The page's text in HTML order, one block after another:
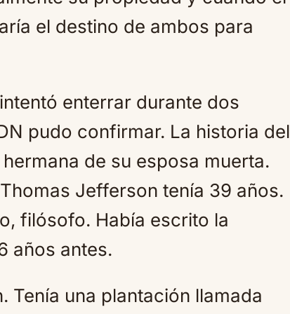
el destino de ambos para
enterrar durante dos
pudo confirmar. La historia del
de su esposa muerta.
Jefferson tenía 39 años.
filósofo. Había escrito la
años antes.
Tenía una plantación llamada